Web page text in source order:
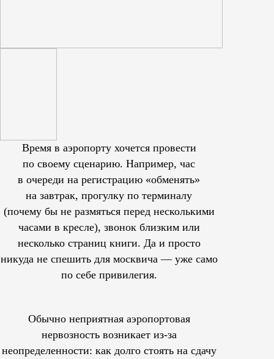
Время в аэропорту хочется провести
по своему сценарию. Например, час
в очереди на регистрацию «обменять»
на завтрак, прогулку по терминалу
(почему бы не размяться перед несколькими
часами в кресле), звонок близким или
несколько страниц книги. Да и просто
никуда не спешить для москвича — уже само
по себе привилегия.
Обычно неприятная аэропортовая
нервозность возникает из-за
неопределенности: как долго стоять на сдачу